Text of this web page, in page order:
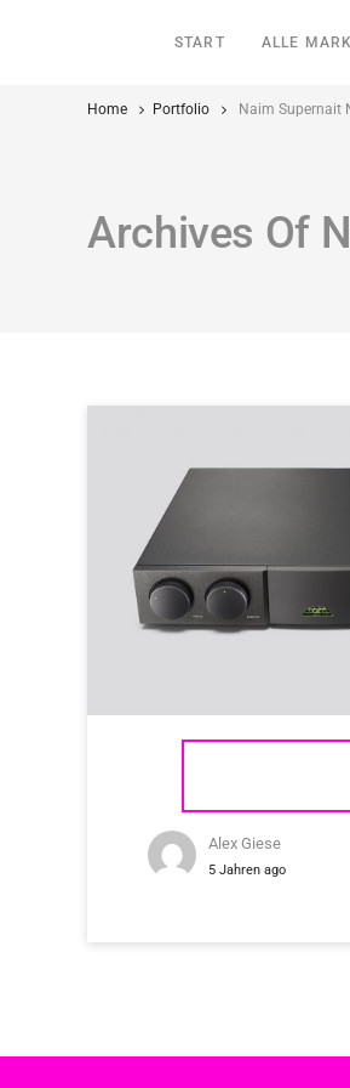
START ALLE
Home Portfolio Naim Supernait
Archives Of
Alex Giese
5 Jahren ago